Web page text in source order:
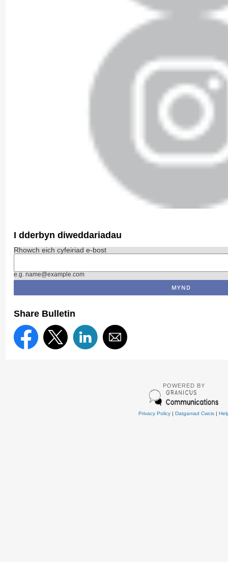
I dderbyn diweddariadau
Rhowch eich cyfeiriad e-bost
e.g. name@example.com
Share Bulletin
POWERED BY
Privacy Policy| Datganiad Cwcis|